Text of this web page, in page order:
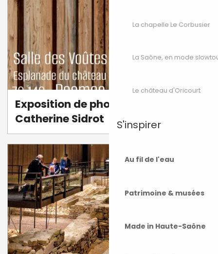
La chapelle Le Corbusier
La Saône, en mode
Le château d'Oricourt
S'inspirer
Au fil de l'eau
Patrimoine & musées
Made in Haute-Saône
Exposition de photographie par
Catherine Sidrot